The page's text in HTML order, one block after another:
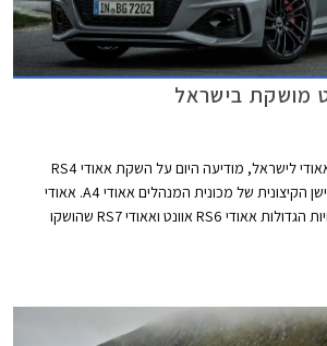
צ'מפיון מוטורס, יבואנית אאודי לישראל, מודיעה היום על השקת אאודי RS4
אוונט, גרסת הספורט סטיישן הקיצונית של מכונית המנהלים אאודי A4. אאודי
RS4 אוונט מצטרפת לאחיות הגדולות אאודי RS6 אוונט ואאודי RS7 שהושקו
ישווק בישראל בהזמנה מיוחדת בלבד.